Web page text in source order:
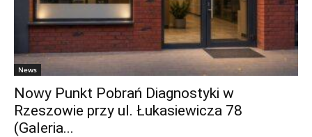
News
Nowy Punkt Pobrań Diagnostyki w
Rzeszowie przy ul. Łukasiewicza 78
(Galeria...